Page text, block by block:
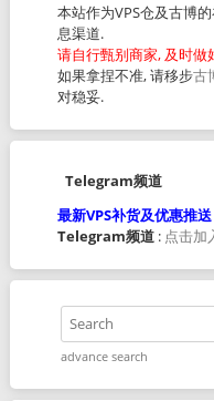
本站作为VPS仓及古博
息渠道.
请自行甄别商家, 及时
如果拿捏不准, 请移步古
对稳妥.
Telegram频道
最新VPS补货及优惠推送
Telegram频道: 点击加
advance search